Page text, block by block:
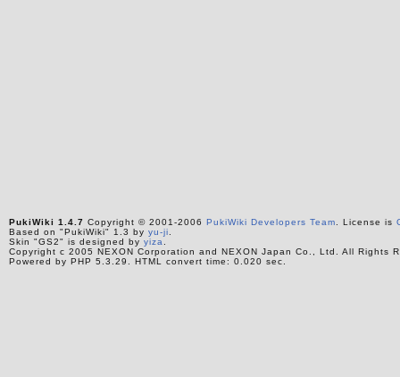
PukiWiki 1.4.7 Copyright © 2001-2006 PukiWiki Developers Team . License is
Based on "PukiWiki" 1.3 by yu-ji
Skin "GS2" is designed by yiza
Copyright c 2005 NEXON Corporation and NEXON Japan Co., Ltd. All Rights
Powered by PHP 5.3.29. HTML convert time: 0.020 sec.